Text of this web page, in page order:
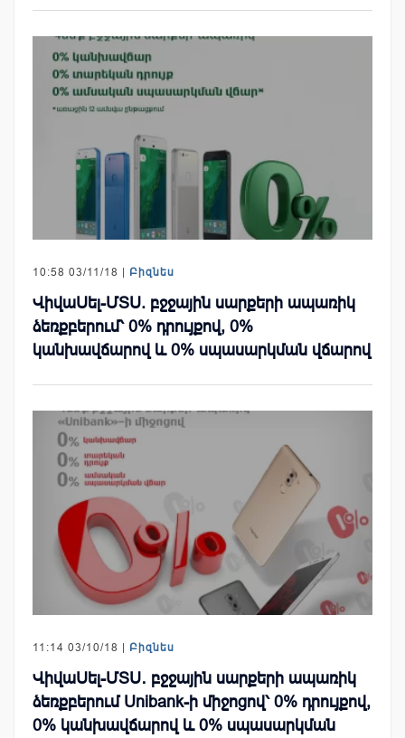
10:58 03/11/18 | Բիզնես
ՎիվաՍել-ՄՏՍ. բջջային սարքերի ապառիկ
ձեռքբերում՝ 0% դրույքով, 0%
կանխավճարով և 0% սպասարկման վճարով
11:14 03/10/18 | Բիզնես
ՎիվաՍել-ՄՏՍ․ բջջային սարքերի ապառիկ
ձեռքբերում Unibank-ի միջոցով՝ 0% դրույքով,
0% կանխավճարով և 0% սպասարկման